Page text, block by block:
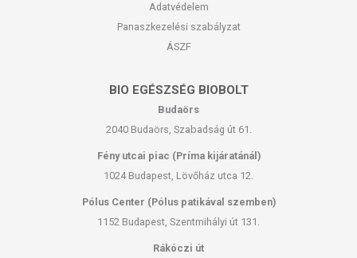
Adatvédelem
Panaszkezelési szabályzat
ÁSZF
BIO EGÉSZSÉG BIOBOLT
Budaörs
2040 Budaörs, Szabadság út 61.
Fény utcai piac (Príma kijáratánál)
1024 Budapest, Lövőház utca 12.
Pólus Center (Pólus patikával szemben)
1152 Budapest, Szentmihályi út 131.
Rákóczi út